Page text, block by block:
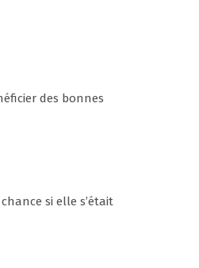
des bonnes
si elle s’était